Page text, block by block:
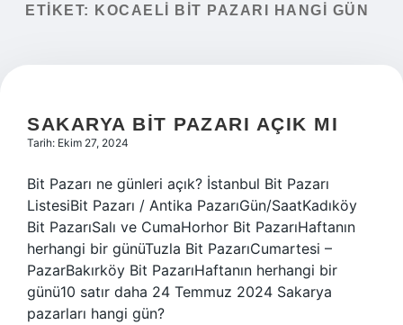
Yasal Uyarı
ETIKET: KOCAELI BIT PAZARI HANGI GÜN
SAKARYA BIT PAZARI AÇIK MI
Tarih: Ekim 27, 2024
Bit Pazarı ne günleri açık? İstanbul Bit Pazarı
ListesiBit Pazarı / Antika PazarıGün/SaatKadıköy
Bit PazarıSalı ve CumaHorhor Bit PazarıHaftanın
herhangi bir günüTuzla Bit PazarıCumartesi –
PazarBakırköy Bit PazarıHaftanın herhangi bir
günü10 satır daha 24 Temmuz 2024 Sakarya
pazarları hangi gün?